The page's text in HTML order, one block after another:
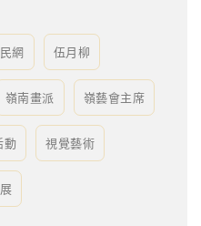
網 伍月柳
嶺南畫派 嶺藝會主席
動 視覺藝術